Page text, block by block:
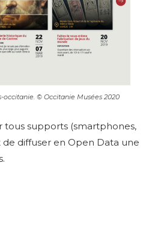
occitanie. © Occitanie Musées 2020
tous supports (smartphones,
diffuser en Open Data une